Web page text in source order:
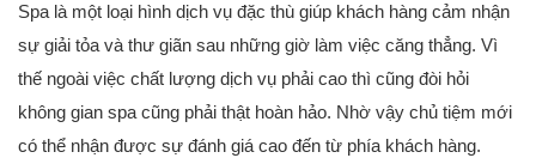
Spa là một loại hình dịch vụ đặc thù giúp khách hàng cảm nhận
sự giải tỏa và thư giãn sau những giờ làm việc căng thẳng. Vì
thế ngoài việc chất lượng dịch vụ phải cao thì cũng đòi hỏi
không gian spa cũng phải thật hoàn hảo. Nhờ vậy chủ tiệm mới
có thể nhận được sự đánh giá cao đến từ phía khách hàng.